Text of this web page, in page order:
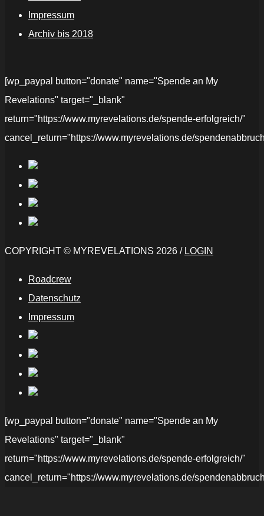
Impressum
Archiv bis 2018
[wp_paypal button="donate" name="Spende an My
Revelations" target="_blank"
return="https://www.myrevelations.de/spende-erfolgreich/"
cancel_return="https://www.myrevelations.de/
COPYRIGHT © MYREVELATIONS 2026 / LOGIN
Roadcrew
Datenschutz
Impressum
[wp_paypal button="donate" name="Spende an My
Revelations" target="_blank"
return="https://www.myrevelations.de/spende-erfolgreich/"
cancel_return="https://www.myrevelations.de/